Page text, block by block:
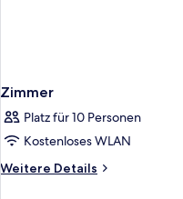
Zimmer
Platz für 10 Personen
Kostenloses WLAN
Weitere Details
Weitere